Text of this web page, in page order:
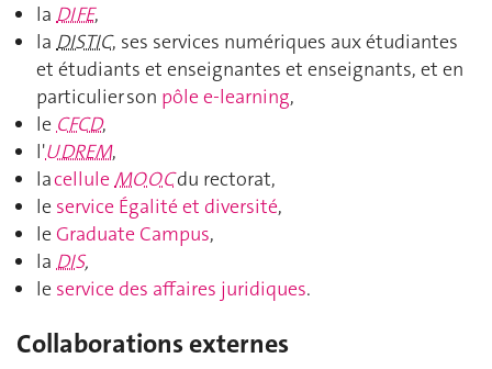
la DIFE,
la DISTIC, ses services numériques aux étudiantes
et étudiants et enseignantes et enseignants, et en
particulier son pôle e-learning,
leCFCD,
l'UDREM,
lacelluleMOOCdu rectorat,
le service Égalité et diversité,
le Graduate Campus,
la DIS,
le service des affaires juridiques.
Collaborations externes